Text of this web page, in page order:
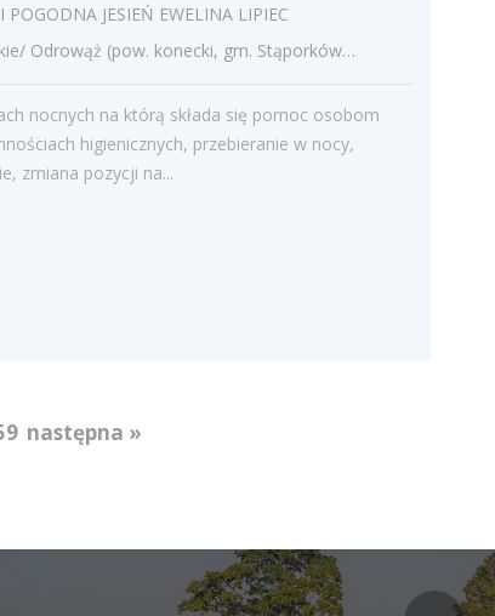
Kategorie
Struktura zatrudnienia
POGODNA JESIEŃ EWELINA LIPIEC
(pow. konecki, gm. Stąporków), Odrowąż
nocnych na którą składa się pomoc osobom
higienicznych, przebieranie w nocy,
zmiana pozycji na...
następna »